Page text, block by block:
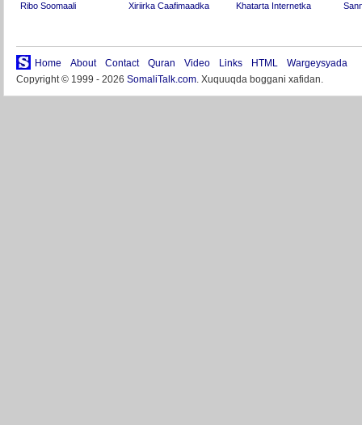
Ribo Soomaali
Xiriirka Caafimaadka
Khatarta Internetka
Home About Contact Quran Video Links HTML
Wargeysyada
Copyright © 1999 - 2026 SomaliTalk.com. Xuquuqda boggani xafidan.